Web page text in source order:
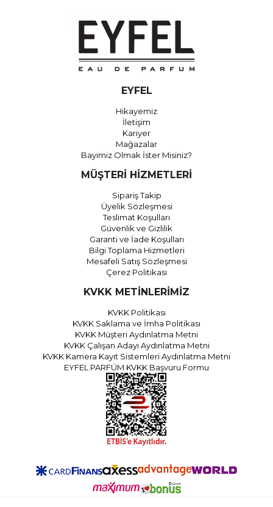
EYFEL
Hikayemiz
İletişim
Kariyer
Mağazalar
Bayimiz Olmak İster Misiniz?
MÜŞTERİ HİZMETLERİ
Sipariş Takip
Üyelik Sözleşmesi
Teslimat Koşulları
Güvenlik ve Gizlilik
Garanti ve İade Koşulları
Bilgi Toplama Hizmetleri
Mesafeli Satış Sözleşmesi
Çerez Politikası
KVKK METİNLERİMİZ
KVKK Politikası
KVKK Saklama ve İmha Politikası
KVKK Müşteri Aydınlatma Metni
KVKK Çalışan Adayı Aydınlatma Metni
KVKK Kamera Kayıt Sistemleri Aydınlatma Metni
EYFEL PARFÜM KVKK Başvuru Formu